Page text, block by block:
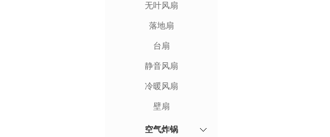
无叶风扇
落地扇
台扇
静音风扇
冷暖风扇
壁扇
空气炸锅